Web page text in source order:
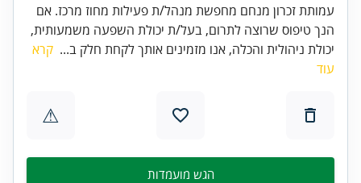
עמותת זכרון מנחם מחפשת מנהל/ת פעילות מחוז מרכז. אם
הנך טיפוס שרוצה לתרום, בעל/ת יכולת השפעה משמעותית,
יכולת ניהולית והכלה, אנו מזמינים אותך לקחת חלק ב... קרא
עוד
⚠
הגש מועמדות